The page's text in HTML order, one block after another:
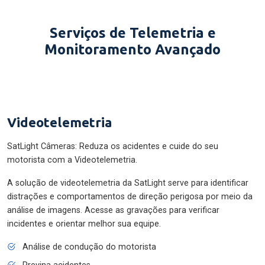
Serviços de Telemetria e
Monitoramento Avançado
Videotelemetria
SatLight Câmeras: Reduza os acidentes e cuide do seu
motorista com a Videotelemetria.
A solução de videotelemetria da SatLight serve para identificar
distrações e comportamentos de direção perigosa por meio da
análise de imagens. Acesse as gravações para verificar
incidentes e orientar melhor sua equipe.
Análise de condução do motorista